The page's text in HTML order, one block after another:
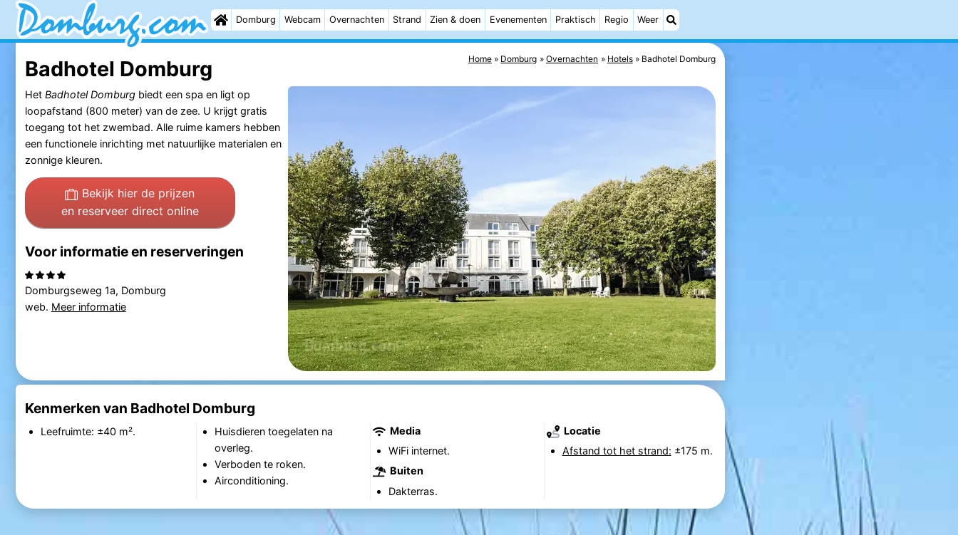
Domburg Webcam Overnachten Strand Zien & doen Evenementen Praktisch Regio Weer
Home Domburg Overnachten Hotels Badhotel Domburg
Badhotel Domburg
Het Badhotel Domburgbiedt een spa en ligt op
loopafstand (800 meter) van de zee. U krijgt gratis
toegang tot het zwembad. Alle ruime kamers hebben
een functionele inrichting met natuurlijke materialen en
zonnige kleuren.
Bekijk hier de prijzen
en reserveer direct online
Voor informatie en reserveringen
Domburgseweg 1a, Domburg
web. Meer informatie
Kenmerken van Badhotel Domburg
Leefruimte: ±40 m².
Huisdieren toegelaten na
overleg.
Verboden te roken.
Airconditioning.
Media
WiFi internet.
Buiten
Dakterras.
Locatie
Afstand tot het strand: ±175 m.